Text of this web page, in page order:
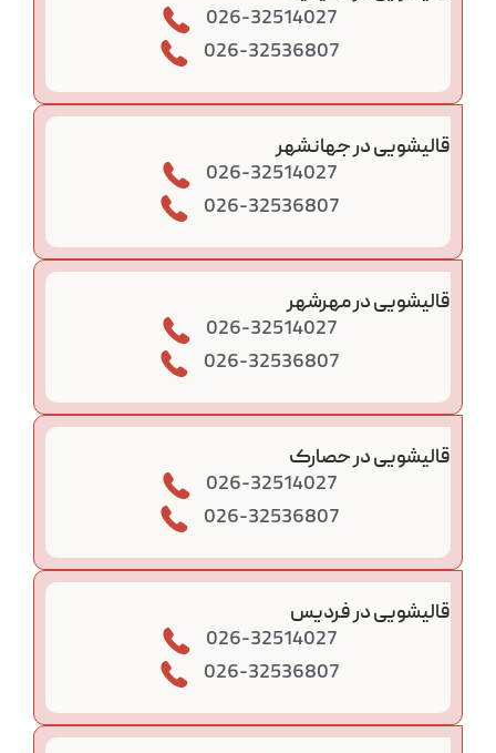
026-32514027
026-32536807
قالیشویی در جهانشهر
026-32514027
026-32536807
قالیشویی در مهرشهر
026-32514027
026-32536807
قالیشویی در حصارک
026-32514027
026-32536807
قالیشویی در فردیس
026-32514027
026-32536807